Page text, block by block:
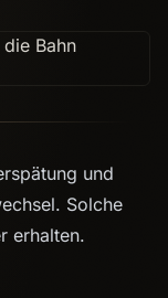
und
Solche
erhalten.